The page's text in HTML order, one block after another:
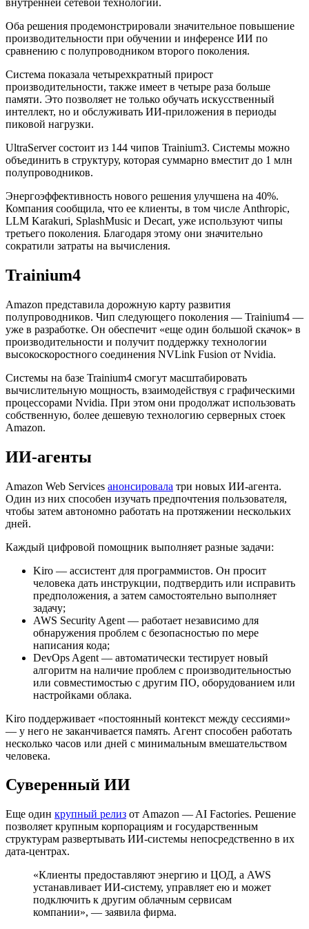
Оба решения продемонстрировали значительное повышение
производительности при обучении и инференсе ИИ по
сравнению с полупроводником второго поколения.
Система показала четырехкратный прирост
производительности, также имеет в четыре раза больше
памяти. Это позволяет не только обучать искусственный
интеллект, но и обслуживать ИИ-приложения в периоды
пиковой нагрузки.
UltraServer состоит из 144 чипов Trainium3. Системы можно
объединить в структуру, которая суммарно вместит до 1 млн
полупроводников.
Энергоэффективность нового решения улучшена на 40%.
Компания сообщила, что ее клиенты, в том числе Anthropic,
LLM Karakuri, SplashMusic и Decart, уже используют чипы
третьего поколения. Благодаря этому они значительно
сократили затраты на вычисления.
Trainium4
Amazon представила дорожную карту развития
полупроводников. Чип следующего поколения — Trainium4 —
уже в разработке. Он обеспечит «еще один большой скачок» в
производительности и получит поддержку технологии
высокоскоростного соединения NVLink Fusion от Nvidia.
Системы на базе Trainium4 смогут масштабировать
вычислительную мощность, взаимодействуя с графическими
процессорами Nvidia. При этом они продолжат использовать
собственную, более дешевую технологию серверных стоек
Amazon.
ИИ-агенты
Amazon Web Services анонсировала три новых ИИ-агента.
Один из них способен изучать предпочтения пользователя,
чтобы затем автономно работать на протяжении нескольких
дней.
Каждый цифровой помощник выполняет разные задачи:
Kiro — ассистент для программистов. Он просит
человека дать инструкции, подтвердить или исправить
предположения, а затем самостоятельно выполняет
задачу;
AWS Security Agent — работает независимо для
обнаружения проблем с безопасностью по мере
написания кода;
DevOps Agent — автоматически тестирует новый
алгоритм на наличие проблем с производительностью
или совместимостью с другим ПО, оборудованием или
настройками облака.
Kiro поддерживает «постоянный контекст между сессиями»
— у него не заканчивается память. Агент способен работать
несколько часов или дней с минимальным вмешательством
человека.
Суверенный ИИ
Еще один крупный релиз от Amazon — AI Factories. Решение
позволяет крупным корпорациям и государственным
структурам развертывать ИИ-системы непосредственно в их
дата-центрах.
«Клиенты предоставляют энергию и ЦОД, а AWS
устанавливает ИИ-систему, управляет ею и может
подключить к другим облачным сервисам
компании», — заявила фирма.